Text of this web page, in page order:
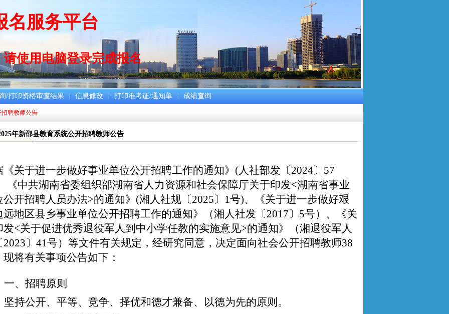
名服务平台
使用电脑登录完成报名
/打印资格审查结果 信息修改 打印准考证/通知单 成绩查询
招聘教师公告
年新邵县教育系统公开招聘教师公告
《关于进一步做好事业单位公开招聘工作的通知》 (人社部发〔2024〕57
《中共湖南省委组织部湖南省人力资源和社会保障厅关于印发<湖南省事业
公开招聘人员办法>的通知》(湘人社规〔2025〕1号)、《关于进一步做好艰
远地区县乡事业单位公开招聘工作的通知》（湘人社发〔2017〕5号）、《关
发<关于促进优秀退役军人到中小学任教的实施意见>的通知》（湘退役军人
2023〕41号）等文件有关规定，经研究同意，决定面向社会公开招聘教师38
现将有关事项公告如下：
一、招聘原则
坚持公开、平等、竞争、择优和德才兼备、以德为先的原则。